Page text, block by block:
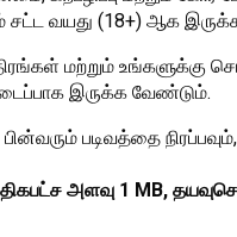
சட்ட வயது (18+) ஆக
மற்றும்
இருக்க வேண்டும்.
படிவத்தை
அளவு 1 MB,